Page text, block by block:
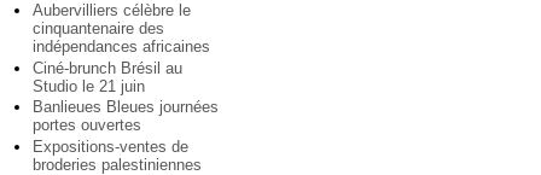
Aubervilliers célèbre le
cinquantenaire des
indépendances africaines
Ciné-brunch Brésil au
Studio le 21 juin
Banlieues Bleues journées
portes ouvertes
Expositions-ventes de
broderies palestiniennes